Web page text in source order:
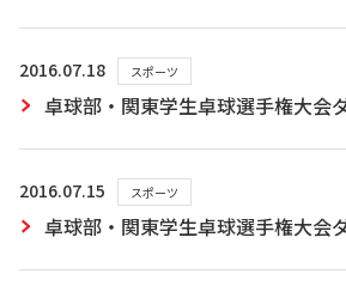
2016.07.18 スポーツ
卓球部・関東学生卓球選手権大会
2016.07.15 スポーツ
卓球部・関東学生卓球選手権大会